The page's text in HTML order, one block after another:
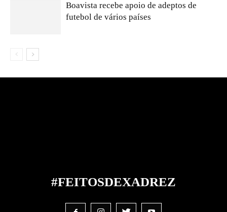
Boavista recebe apoio de adeptos de
futebol de vários países
#FEITOSDEXADREZ